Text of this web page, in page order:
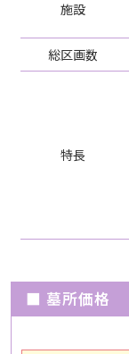
施設
総区画数
特長
■ 墓所価格